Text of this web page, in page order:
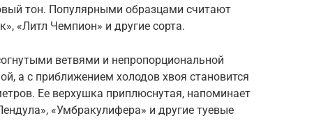
тон. Популярными образцами считают
«Литл Чемпион» и другие сорта.
ветвями и непропорциональной
а с приближением холодов хвоя становится
Ее верхушка приплюснутая, напоминает
«Умбракулифера» и другие туевые